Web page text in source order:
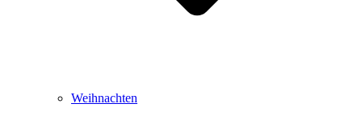
Weihnachten